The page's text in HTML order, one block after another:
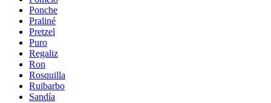
Ponche
Praliné
Pretzel
Puro
Regaliz
Ron
Rosquilla
Ruibarbo
Sandía